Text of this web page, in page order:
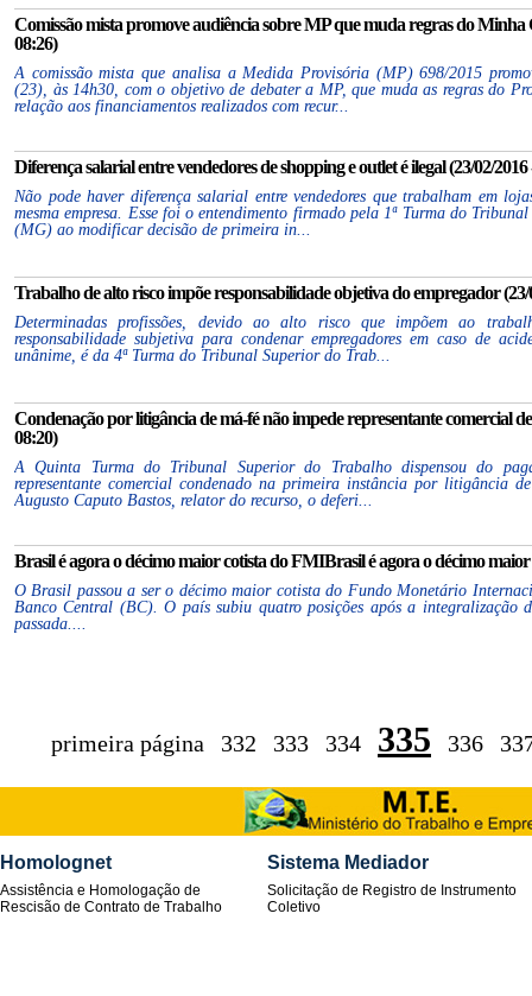
Comissão mista promove audiência sobre MP que muda regras do Minha
08:26)
A comissão mista que analisa a Medida Provisória (MP) 698/2015
(23), às 14h30, com o objetivo de debater a MP, que muda as regras do
relação aos financiamentos realizados com recur...
Diferença salarial entre vendedores de shopping e outlet é ilegal (23/02/2016
Não pode haver diferença salarial entre vendedores que trabalham em
mesma empresa. Esse foi o entendimento firmado pela 1ª Turma do
(MG) ao modificar decisão de primeira in...
Trabalho de alto risco impõe responsabilidade objetiva do empregador (23/
Determinadas profissões, devido ao alto risco que impõem ao
responsabilidade subjetiva para condenar empregadores em caso de
unânime, é da 4ª Turma do Tribunal Superior do Trab...
Condenação por litigância de má-fé não impede representante comercial
08:20)
A Quinta Turma do Tribunal Superior do Trabalho dispensou do
representante comercial condenado na primeira instância por litigância
Augusto Caputo Bastos, relator do recurso, o deferi...
Brasil é agora o décimo maior cotista do FMIBrasil é agora o décimo
O Brasil passou a ser o décimo maior cotista do Fundo Monetário
Banco Central (BC). O país subiu quatro posições após a integralização
passada....
primeira página 332 333 334 335 336
Homolognet
Assistência e Homologação de
Rescisão de Contrato de Trabalho
Sistema Mediador
Solicitação de Registro de Instrumento
Coletivo